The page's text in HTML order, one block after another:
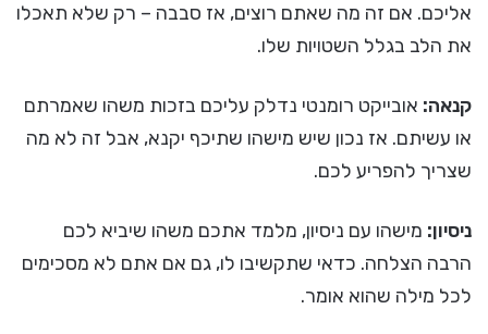
אליכם. אם זה מה שאתם רוצים, אז סבבה – רק שלא תאכלו
את הלב בגלל השטויות שלו.
קנאה: אובייקט רומנטי נדלק עליכם בזכות משהו שאמרתם
או עשיתם. אז נכון שיש מישהו שתיכף יקנא, אבל זה לא מה
שצריך להפריע לכם.
ניסיון: מישהו עם ניסיון, מלמד אתכם משהו שיביא לכם
הרבה הצלחה. כדאי שתקשיבו לו, גם אם אתם לא מסכימים
לכל מילה שהוא אומר.